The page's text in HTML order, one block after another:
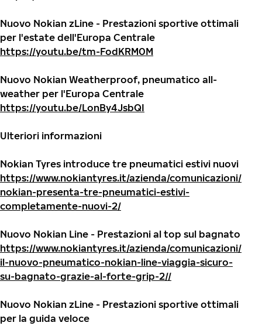
Nuovo Nokian zLine - Prestazioni sportive ottimali
per l'estate dell'Europa Centrale
https://youtu.be/tm-FodKRM0M
Nuovo Nokian Weatherproof, pneumatico all-
weather per l'Europa Centrale
https://youtu.be/LonBy4JsbQI
Ulteriori informazioni
Nokian Tyres introduce tre pneumatici estivi nuovi
https://www.nokiantyres.it/azienda/comunicazioni/
nokian-presenta-tre-pneumatici-estivi-
completamente-nuovi-2/
Nuovo Nokian Line - Prestazioni al top sul bagnato
https://www.nokiantyres.it/azienda/comunicazioni/
il-nuovo-pneumatico-nokian-line-viaggia-sicuro-
su-bagnato-grazie-al-forte-grip-2//
Nuovo Nokian zLine - Prestazioni sportive ottimali
per la guida veloce